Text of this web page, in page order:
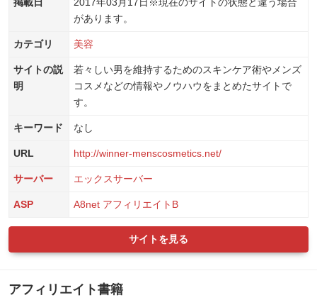
掲載日 2017年03月17日 ※現在のサイトの状態と違う場合
があります。
カテゴリ 美容
サイトの説
明
若々しい男を維持するためのスキンケア術やメンズ
コスメなどの情報やノウハウをまとめたサイトで
す。
キーワード なし
URL http://winner-menscosmetics.net/
サーバー エックスサーバー
ASP A8net アフィリエイトB
サイトを見る
アフィリエイト書籍